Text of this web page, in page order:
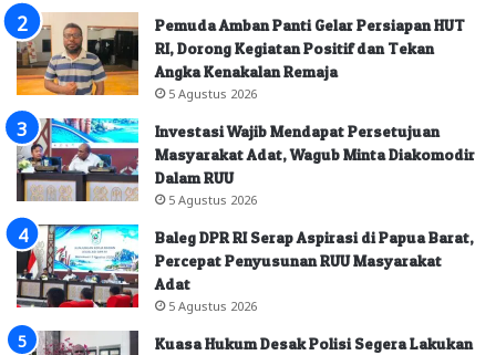
Pemuda Amban Panti Gelar Persiapan HUT
RI, Dorong Kegiatan Positif dan Tekan
Angka Kenakalan Remaja
5 Agustus 2026
Investasi Wajib Mendapat Persetujuan
Masyarakat Adat, Wagub Minta Diakomodir
Dalam RUU
5 Agustus 2026
Baleg DPR RI Serap Aspirasi di Papua Barat,
Percepat Penyusunan RUU Masyarakat
Adat
5 Agustus 2026
Kuasa Hukum Desak Polisi Segera Lakukan